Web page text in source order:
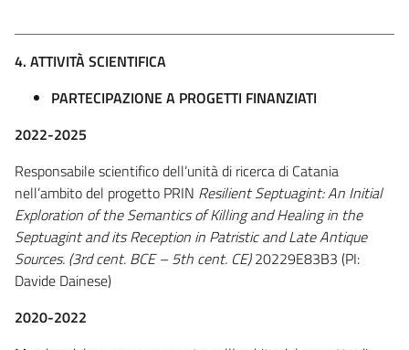
4. ATTIVITÀ SCIENTIFICA
PARTECIPAZIONE A PROGETTI FINANZIATI
2022-2025
Responsabile scientifico dell’unità di ricerca di Catania
nell’ambito del progetto PRIN Resilient Septuagint: An Initial
Exploration of the Semantics of Killing and Healing in the
Septuagint and its Reception in Patristic and Late Antique
Sources. (3rd cent. BCE – 5th cent. CE)20229E83B3 (PI:
Davide Dainese)
2020-2022